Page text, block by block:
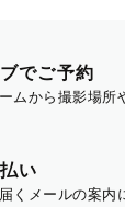
でご予約
ムから撮影場所
い
くメールの案内